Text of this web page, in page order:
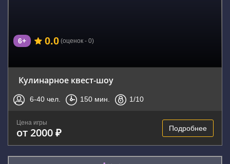
6+ 0.0 (оценок - 0)
Кулинарное квест-шоу
6-40 чел. 150 мин. 1/10
Цена игры
от 2000 ₽ Подробнее